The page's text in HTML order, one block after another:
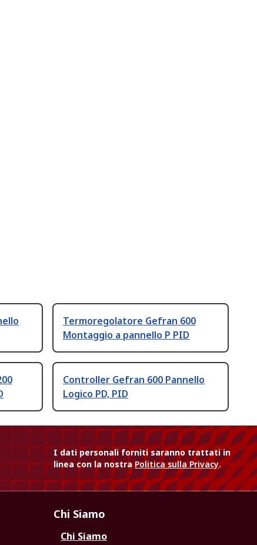
Termoregolatore Gefran 600
Montaggio a pannello P PID
Controller Gefran 600 Pannello
Logico PD, PID
I dati personali forniti saranno trattati in
linea con la nostraPolitica sulla Privacy.
Chi Siamo
Chi Siamo